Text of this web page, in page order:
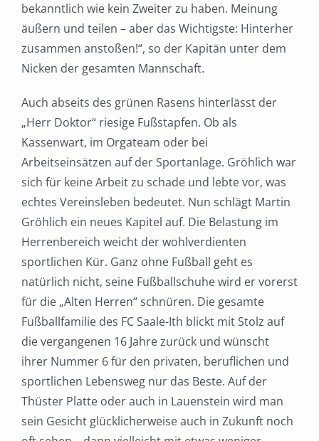
bekanntlich wie kein Zweiter zu haben. Meinung
äußern und teilen – aber das Wichtigste: Hinterher
zusammen anstoßen!“, so der Kapitän unter dem
Nicken der gesamten Mannschaft.
Auch abseits des grünen Rasens hinterlässt der
„Herr Doktor“ riesige Fußstapfen. Ob als
Kassenwart, im Orgateam oder bei
Arbeitseinsätzen auf der Sportanlage. Gröhlich war
sich für keine Arbeit zu schade und lebte vor, was
echtes Vereinsleben bedeutet. Nun schlägt Martin
Gröhlich ein neues Kapitel auf. Die Belastung im
Herrenbereich weicht der wohlverdienten
sportlichen Kür. Ganz ohne Fußball geht es
natürlich nicht, seine Fußballschuhe wird er vorerst
für die „Alten Herren“ schnüren. Die gesamte
Fußballfamilie des FC Saale-Ith blickt mit Stolz auf
die vergangenen 16 Jahre zurück und wünscht
ihrer Nummer 6 für den privaten, beruflichen und
sportlichen Lebensweg nur das Beste. Auf der
Thüster Platte oder auch in Lauenstein wird man
sein Gesicht glücklicherweise auch in Zukunft noch